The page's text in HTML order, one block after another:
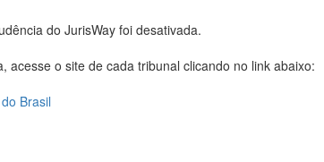
do JurisWay foi desativada.
acesse o site de cada tribunal clicando no link abaixo:
Brasil